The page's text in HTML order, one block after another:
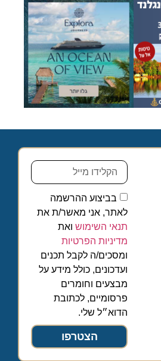
בביצוע ההרשמה
לאתר, אני מאשר/ת את
תנאי השימוש ואת
מדיניות הפרטיות
ומסכים/ה לקבל תכנים
ועדכונים, כולל מידע על
מבצעים וחומרים
פרסומיים, לכתובת
הדוא״ל שלי.
הצטרפו